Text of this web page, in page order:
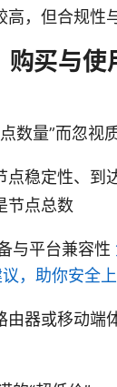
高，但合规性
购买与使
数量”而忽视
点稳定性、到
节点总数
与平台兼容性
，助你安全
由器或移动端